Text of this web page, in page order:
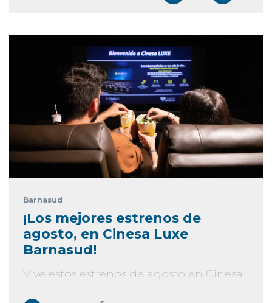
Barnasud
¡Los mejores estrenos de
agosto, en Cinesa Luxe
Barnasud!
Vive estos estrenos de agosto en Cinesa...